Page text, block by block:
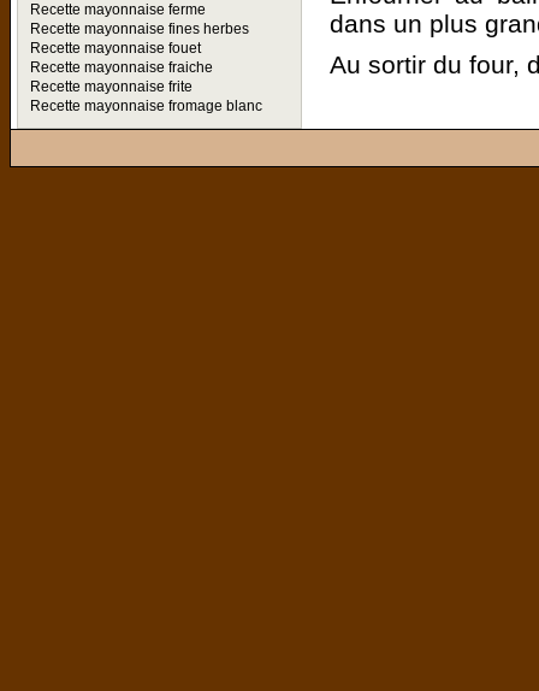
Recette mayonnaise ferme
Recette mayonnaise fines herbes
Recette mayonnaise fouet
Recette mayonnaise fraiche
Recette mayonnaise frite
Recette mayonnaise fromage blanc
dans un plus
Au sortir du four,